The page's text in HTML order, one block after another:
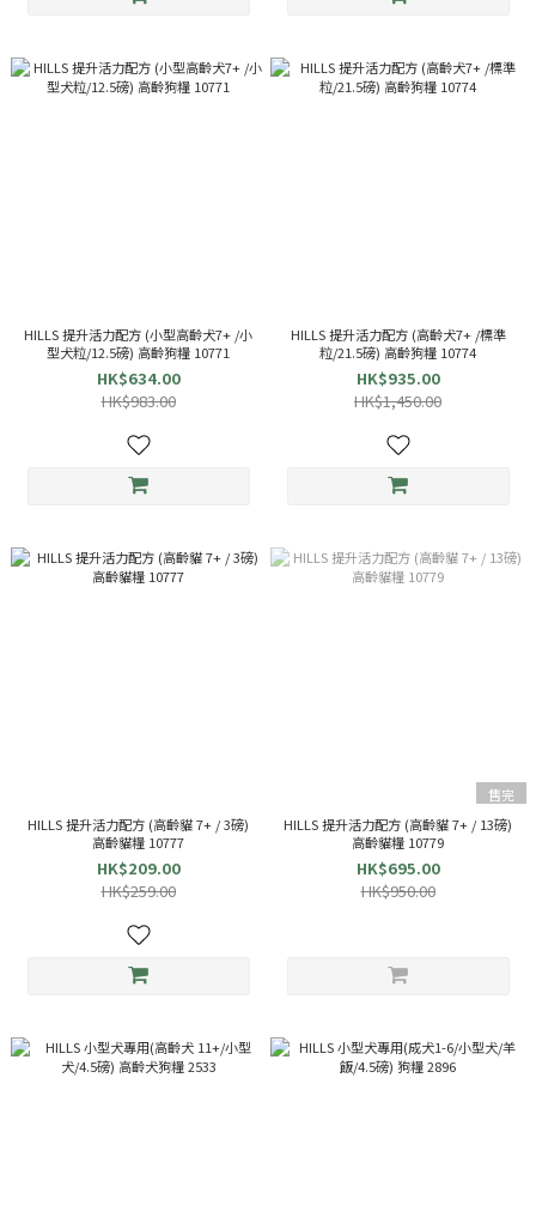
HILLS 提升活力配方 (小型高齡犬7+ /小
型犬粒/12.5磅) 高齡狗糧 10771
HK$634.00
HK$983.00
HILLS 提升活力配方 (高齡犬7+ /標準
粒/21.5磅) 高齡狗糧 10774
HK$935.00
HK$1,450.00
HILLS 提升活力配方 (高齡貓 7+ / 3磅)
高齡貓糧 10777
HK$209.00
HK$259.00
售完
HILLS 提升活力配方 (高齡貓 7+ / 13磅)
高齡貓糧 10779
HK$695.00
HK$950.00